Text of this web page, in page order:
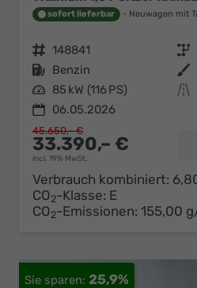
sofort lieferbar Neuwagen mit
Fahrzeugnr. 148841 Getriebe
Kraftstoff Benzin Außenfarbe
Leistung 85 kW (116 PS) Kilometerstand
06.05.2026
33.390,– €
incl. 19% MwSt.
45.650,– €
Verbrauch kombiniert:
CO2-Klasse: E
CO2-Emissionen: 155,00
25,9%